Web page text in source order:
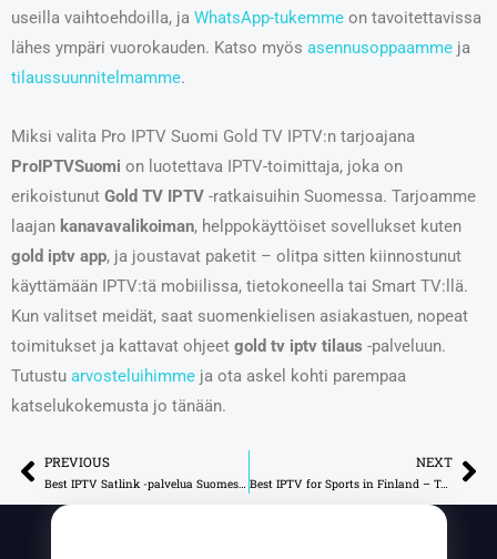
useilla vaihtoehdoilla, ja WhatsApp-tukemme on tavoitettavissa
lähes ympäri vuorokauden. Katso myös asennusoppaamme ja
tilaussuunnitelmamme.
Miksi valita Pro IPTV Suomi Gold TV IPTV:n tarjoajana
ProIPTVSuomi on luotettava IPTV-toimittaja, joka on
erikoistunut Gold TV IPTV -ratkaisuihin Suomessa. Tarjoamme
laajan kanavavalikoiman, helppokäyttöiset sovellukset kuten
gold iptv app, ja joustavat paketit – olitpa sitten kiinnostunut
käyttämään IPTV:tä mobiilissa, tietokoneella tai Smart TV:llä.
Kun valitset meidät, saat suomenkielisen asiakastuen, nopeat
toimitukset ja kattavat ohjeet gold tv iptv tilaus -palveluun.
Tutustu arvosteluihimme ja ota askel kohti parempaa
katselukokemusta jo tänään.
Prev
PREVIOUS NEXT
Best IPTV for Sports in Finland – Top Picks 2025